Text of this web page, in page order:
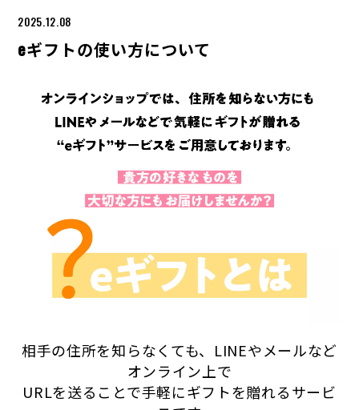
2025.12.08
eギフトの使い方について
相手の住所を知らなくても、LINEやメールなど
オンライン上で
URLを送ることで手軽にギフトを贈れるサービ